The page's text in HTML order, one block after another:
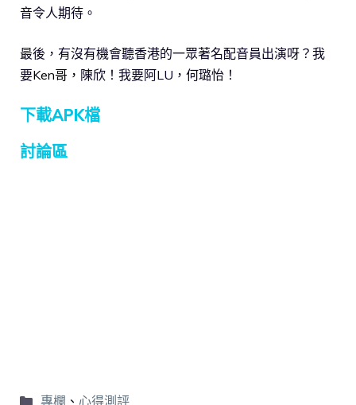
音令人期待。
最後，有沒有機會聽香港的一眾著名配音員出演呀？我
要Ken哥， 陳欣！我要阿LU，何璐怡！
下載APK檔
討論區
專欄 、 心得測評